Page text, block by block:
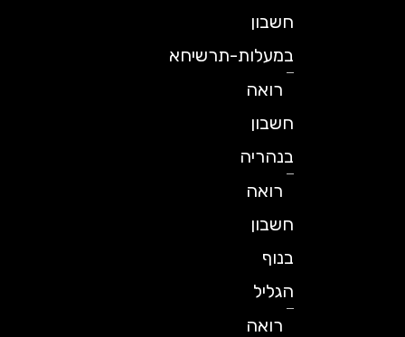
חשבון
במעלות-תרשיחא
רואה
חשבון
בנהריה
רואה
חשבון
הגליל
רואה